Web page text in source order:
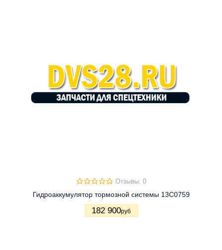
Отзывы: 0
Гидроаккумулятор тормозной системы 13C0759
182 900руб